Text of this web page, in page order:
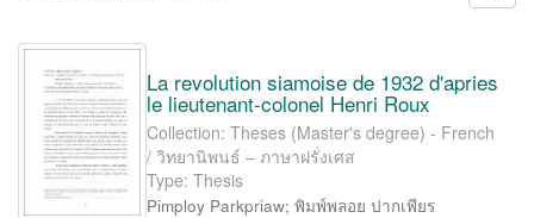
La revolution siamoise de 1932 d'apries
le lieutenant-colonel Henri Roux
Collection: Theses (Master's degree) - French
/ วิทยานิพนธ์ – ภาษาฝรั่งเศส
Type: Thesis
Pimploy Parkpriaw; พิมพ์พลอย ปากเพียร